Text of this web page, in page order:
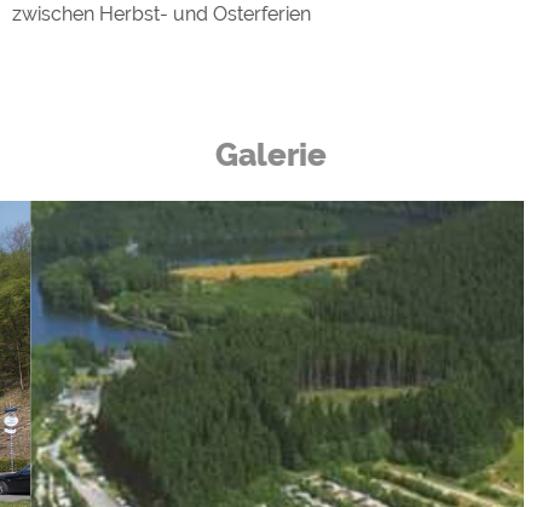
zwischen Herbst- und Osterferien
Galerie
Biggen